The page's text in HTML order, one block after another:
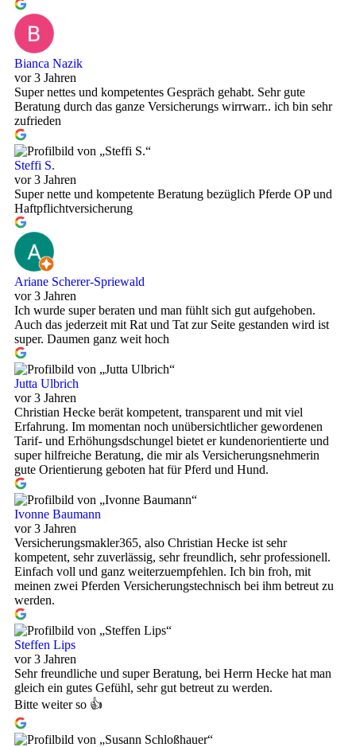
Bianca Nazik
vor 3 Jahren
Super nettes und kompetentes Gespräch gehabt. Sehr gute
Beratung durch das ganze Versicherungs wirrwarr.. ich bin sehr
zufrieden
Steffi S.
vor 3 Jahren
Super nette und kompetente Beratung bezüglich Pferde OP und
Haftpflichtversicherung
Ariane Scherer-Spriewald
vor 3 Jahren
Ich wurde super beraten und man fühlt sich gut aufgehoben.
Auch das jederzeit mit Rat und Tat zur Seite gestanden wird ist
super. Daumen ganz weit hoch
Jutta Ulbrich
vor 3 Jahren
Christian Hecke berät kompetent, transparent und mit viel
Erfahrung. Im momentan noch unübersichtlicher gewordenen
Tarif- und Erhöhungsdschungel bietet er kundenorientierte und
super hilfreiche Beratung, die mir als Versicherungsnehmerin
gute Orientierung geboten hat für Pferd und Hund.
Ivonne Baumann
vor 3 Jahren
Versicherungsmakler365, also Christian Hecke ist sehr
kompetent, sehr zuverlässig, sehr freundlich, sehr professionell.
Einfach voll und ganz weiterzuempfehlen. Ich bin froh, mit
meinen zwei Pferden Versicherungstechnisch bei ihm betreut zu
werden.
Steffen Lips
vor 3 Jahren
Sehr freundliche und super Beratung, bei Herrn Hecke hat man
gleich ein gutes Gefühl, sehr gut betreut zu werden.
Bitte weiter so 👍